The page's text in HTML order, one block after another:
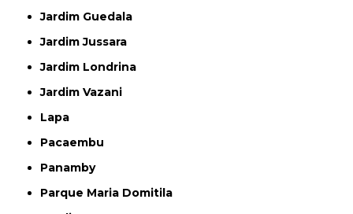
Jardim Guedala
Jardim Jussara
Jardim Londrina
Jardim Vazani
Lapa
Pacaembu
Panamby
Parque Maria Domitila